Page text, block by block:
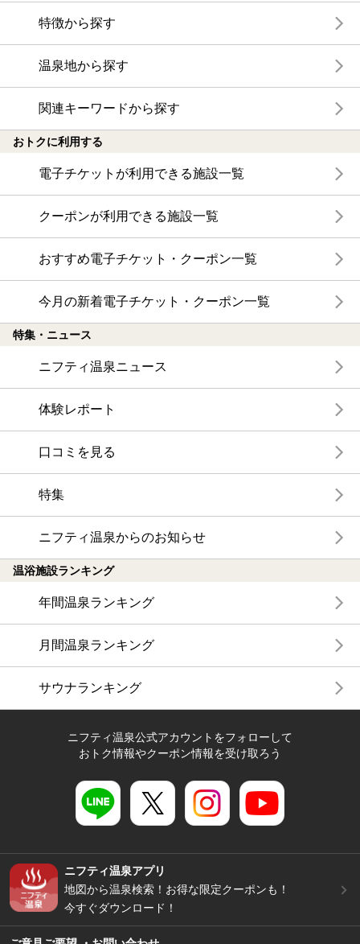
特徴から探す
温泉地から探す
関連キーワードから探す
おトクに利用する
電子チケットが利用できる施設一覧
クーポンが利用できる施設一覧
おすすめ電子チケット・クーポン一覧
今月の新着電子チケット・クーポン一覧
特集・ニュース
ニフティ温泉ニュース
体験レポート
口コミを見る
特集
ニフティ温泉からのお知らせ
温浴施設ランキング
年間温泉ランキング
月間温泉ランキング
サウナランキング
ニフティ温泉公式アカウントをフォローして
おトク情報やクーポン情報を受け取ろう
ニフティ温泉アプリ
地図から温泉検索！お得な限定クーポンも！
今すぐダウンロード！